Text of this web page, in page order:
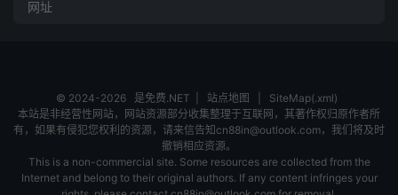
© 2024-2026 是免费.NET 站点地图
SiteMap(.xml)
本站是非经营性网站，网站资源部分收集整理于互联网，其著作权归原作者所
有，如果有侵犯您权利的资源，请来信告知cn88in@outlook.com，我们将及时
撤销相应资源。
This is a non-commercial site. Some resources are collected from the
Internet and belong to their original authors. If any content infringes your